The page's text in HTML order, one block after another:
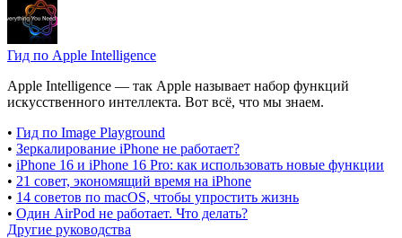
Гид по Apple Intelligence
Apple Intelligence — так Apple называет набор функций
искусственного интеллекта. Вот всё, что мы знаем.
• Гид по Image Playground
• Зеркалирование iPhone не работает?
• iPhone 16 и iPhone 16 Pro: как использовать новые функции
• 21 совет, экономящий время на iPhone
• 14 советов по macOS, чтобы упростить жизнь
• Один AirPod не работает. Что делать?
Другие руководства